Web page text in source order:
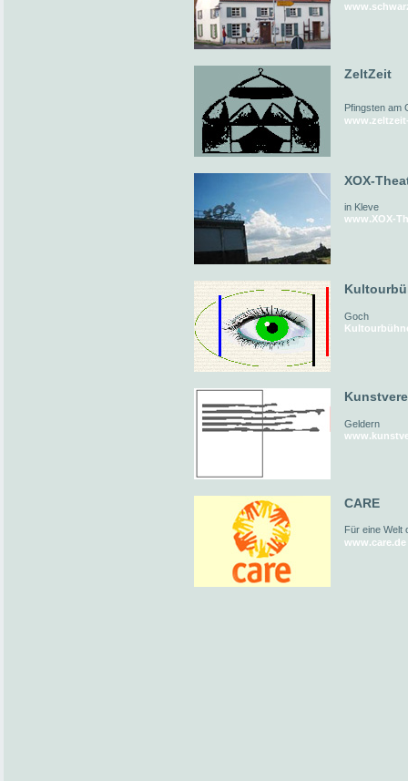
ZeltZeit
Pfingsten am
XOX-
in Kleve
www.XOX-
Goch
Geldern
CARE
Für eine Welt
www.care.de